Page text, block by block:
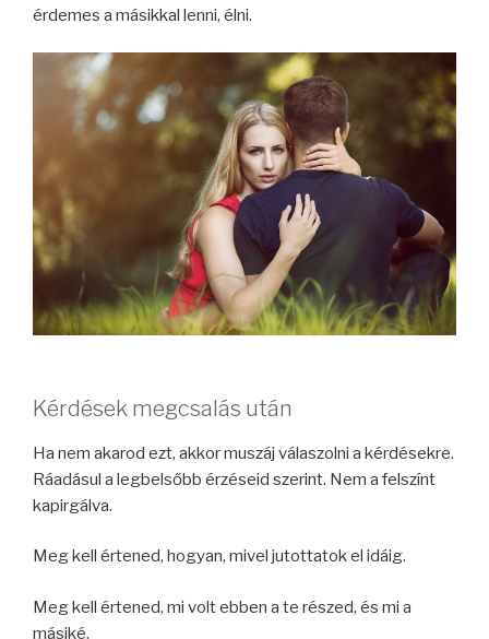
érdemes a másikkal lenni, élni.
Kérdések megcsalás után
Ha nem akarod ezt, akkor muszáj válaszolni a kérdésekre.
Ráadásul a legbelsőbb érzéseid szerint. Nem a felszínt
kapirgálva.
Meg kell értened, hogyan, mivel jutottatok el idáig.
Meg kell értened, mi volt ebben a te részed, és mi a
másiké.